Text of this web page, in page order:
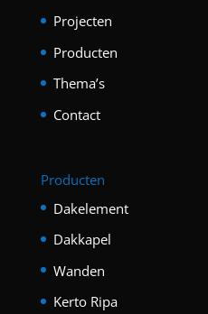
Projecten
Producten
Thema’s
Contact
Producten
Dakelement
Dakkapel
Wanden
Kerto Ripa